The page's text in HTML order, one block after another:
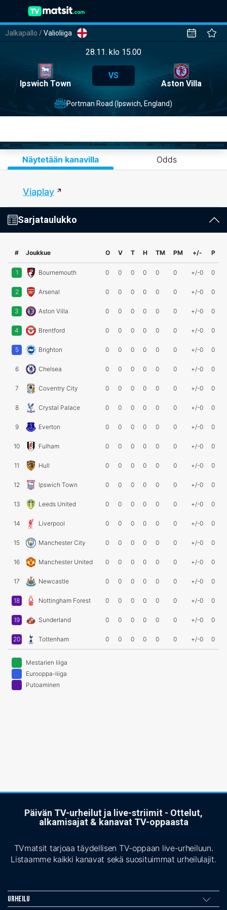
Jalkapallo /Valioliiga
28.11. klo 15.00
Ipswich Town
VS
Aston Villa
Portman Road (Ipswich, England)
Näytetään kanavilla Odds
Viaplay
Sarjataulukko
# Joukkue O V T H TM PM +/- P
1 Bournemouth 0 0 0 0 0 0 +/-0 0
2 Arsenal 0 0 0 0 0 0 +/-0 0
3 Aston Villa 0 0 0 0 0 0 +/-0 0
4 Brentford 0 0 0 0 0 0 +/-0 0
5 Brighton 0 0 0 0 0 0 +/-0 0
6 Chelsea 0 0 0 0 0 0 +/-0 0
7 Coventry City 0 0 0 0 0 0 +/-0 0
8 Crystal Palace 0 0 0 0 0 0 +/-0 0
9 Everton 0 0 0 0 0 0 +/-0 0
10 Fulham 0 0 0 0 0 0 +/-0 0
11 Hull 0 0 0 0 0 0 +/-0 0
12 Ipswich Town 0 0 0 0 0 0 +/-0 0
13 Leeds United 0 0 0 0 0 0 +/-0 0
14 Liverpool 0 0 0 0 0 0 +/-0 0
15 Manchester City 0 0 0 0 0 0 +/-0 0
16 Manchester United 0 0 0 0 0 0 +/-0 0
17 Newcastle 0 0 0 0 0 0 +/-0 0
18 Nottingham Forest 0 0 0 0 0 0 +/-0 0
19 Sunderland 0 0 0 0 0 0 +/-0 0
20 Tottenham 0 0 0 0 0 0 +/-0 0
Mestarien liiga
Eurooppa-liiga
Putoaminen
Päivän TV-urheilut ja live-striimit - Ottelut,
alkamisajat & kanavat TV-oppaasta
TVmatsit tarjoaa täydellisen TV-oppaan live-urheiluun.
Listaamme kaikki kanavat sekä suosituimmat urheilulajit.
Urheilu